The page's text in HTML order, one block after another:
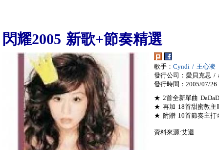
閃耀2005 新歌+節奏精選
歌手： Cyndi / 王心凌
發行公司：愛貝克思 /
發行時間：2005/07/26
★ 2首全新單曲
★ 再加 18首甜蜜教主
★ 附贈 10首節奏主打
資料來源:艾迴